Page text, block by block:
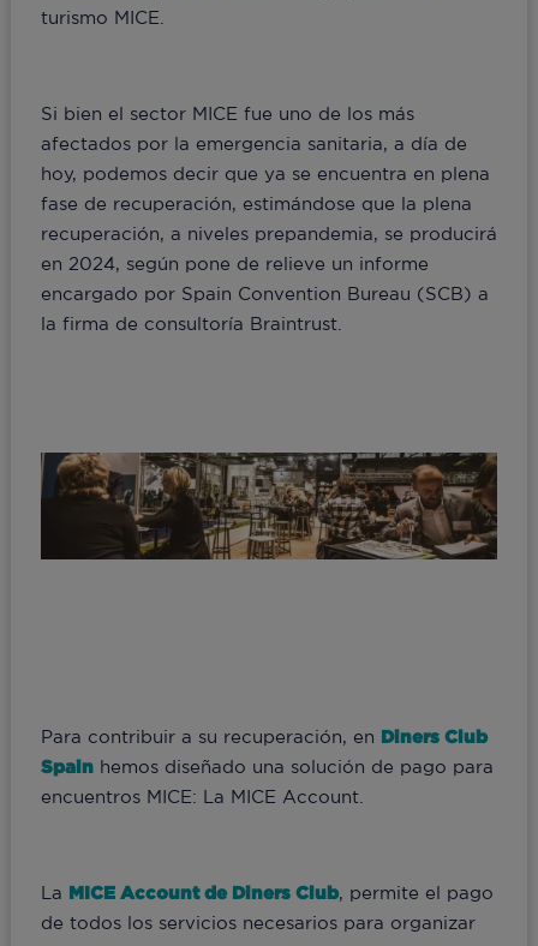
turismo MICE.
Si bien el sector MICE fue uno de los más
afectados por la emergencia sanitaria, a día de
hoy, podemos decir que ya se encuentra en plena
fase de recuperación, estimándose que la plena
recuperación, a niveles prepandemia, se producirá
en 2024, según pone de relieve un informe
encargado por Spain Convention Bureau (SCB) a
la firma de consultoría Braintrust.
Para contribuir a su recuperación, en Diners Club
Spainhemos diseñado una solución de pago para
encuentros MICE: La MICE Account.
La MICE Account de Diners Club, permite el pago
de todos los servicios necesarios para organizar